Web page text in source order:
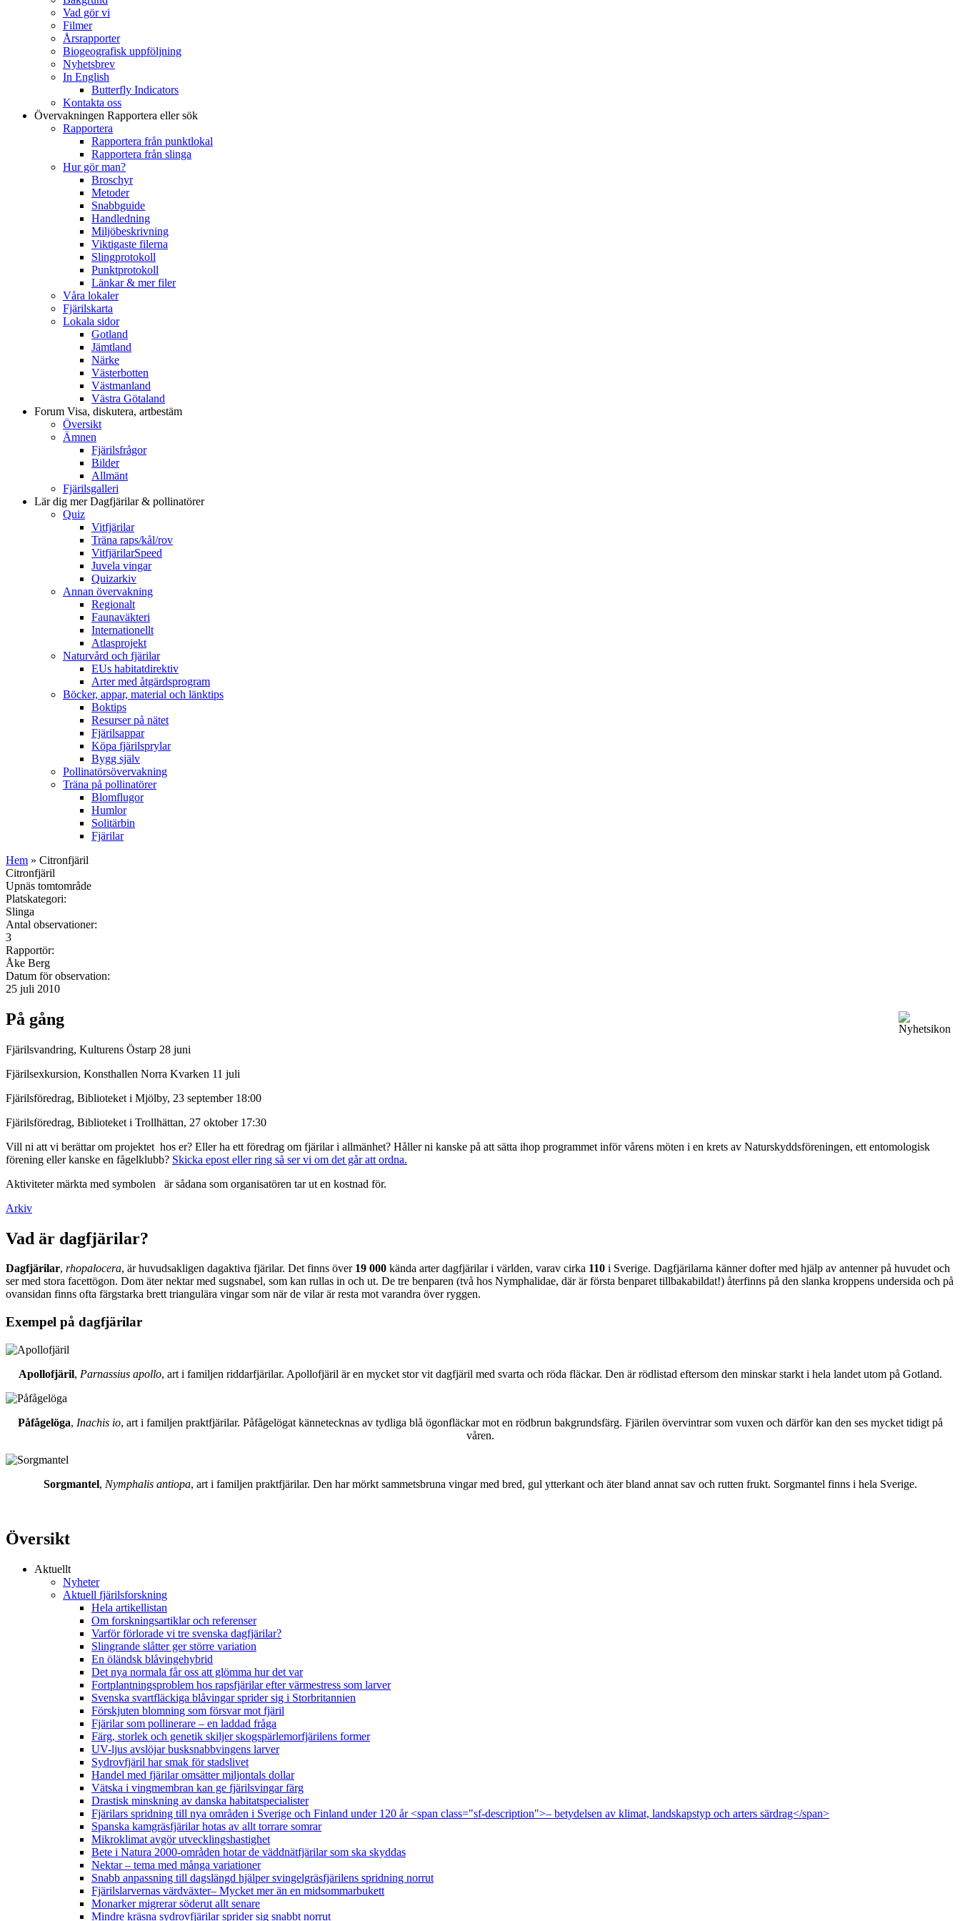
Vad gör vi
Filmer
Årsrapporter
Biogeografisk uppföljning
Nyhetsbrev
In English
Butterfly Indicators
Kontakta oss
Övervakningen Rapportera eller sök
Rapportera
Rapportera från punktlokal
Rapportera från slinga
Hur gör man?
Broschyr
Metoder
Snabbguide
Handledning
Miljöbeskrivning
Viktigaste filerna
Slingprotokoll
Punktprotokoll
Länkar & mer filer
Våra lokaler
Fjärilskarta
Lokala sidor
Gotland
Jämtland
Närke
Västerbotten
Västmanland
Västra Götaland
Forum Visa, diskutera, artbestäm
Översikt
Ämnen
Fjärilsfrågor
Bilder
Allmänt
Fjärilsgalleri
Lär dig merDagfjärilar & pollinatörer
Quiz
Vitfjärilar
Träna raps/kål/rov
VitfjärilarSpeed
Juvela vingar
Quizarkiv
Annan övervakning
Regionalt
Faunaväkteri
Internationellt
Atlasprojekt
Naturvård och fjärilar
EUs habitatdirektiv
Arter med åtgärdsprogram
Böcker, appar, material och länktips
Boktips
Resurser på nätet
Fjärilsappar
Köpa fjärilsprylar
Bygg själv
Pollinatörsövervakning
Träna på pollinatörer
Blomflugor
Humlor
Solitärbin
Fjärilar
Hem » Citronfjäril
Citronfjäril
Upnäs tomtområde
Platskategori:
Slinga
Antal observationer:
3
Rapportör:
Åke Berg
Datum för observation:
25 juli 2010
På gång
Fjärilsvandring, Kulturens Östarp 28 juni
Fjärilsexkursion, Konsthallen Norra Kvarken 11 juli
Fjärilsföredrag, Biblioteket i Mjölby, 23 september 18:00
Fjärilsföredrag, Biblioteket i Trollhättan, 27 oktober 17:30
Vill ni att vi berättar om projektet hos er? Eller ha ett föredrag om fjärilar i allmänhet? Håller ni kanske på att sätta ihop programmet inför vårens möten i en krets av Naturskyddsföreningen, ett entomologisk
förening eller kanske en fågelklubb? Skicka epost eller ring så ser vi om det går att ordna.
Aktiviteter märkta med symbolen
är sådana som organisatören tar ut en kostnad för.
Arkiv
Vad är dagfjärilar?
Dagfjärilar, rhopalocera, är huvudsakligen dagaktiva fjärilar. Det finns över 19 000 kända arter dagfjärilar i världen, varav cirka 110 i Sverige. Dagfjärilarna känner dofter med hjälp av antenner på huvudet och
ser med stora facettögon. Dom äter nektar med sugsnabel, som kan rullas in och ut. De tre benparen (två hos Nymphalidae, där är första benparet tillbakabildat!) återfinns på den slanka kroppens undersida och på
ovansidan finns ofta färgstarka brett triangulära vingar som när de vilar är resta mot varandra över ryggen.
Exempel på dagfjärilar
Apollofjäril, Parnassius apollo, art i familjen riddarfjärilar. Apollofjäril är en mycket stor vit dagfjäril med svarta och röda fläckar. Den är rödlistad eftersom den minskar starkt i hela landet utom på Gotland.
Påfågelöga, Inachis io, art i familjen praktfjärilar. Påfågelögat kännetecknas av tydliga blå ögonfläckar mot en rödbrun bakgrundsfärg. Fjärilen övervintrar som vuxen och därför kan den ses mycket tidigt på
våren.
Sorgmantel, Nymphalis antiopa, art i familjen praktfjärilar. Den har mörkt sammetsbruna vingar med bred, gul ytterkant och äter bland annat sav och rutten frukt. Sorgmantel finns i hela Sverige.
Översikt
Aktuellt
Nyheter
Aktuell fjärilsforskning
Hela artikellistan
Om forskningsartiklar och referenser
Varför förlorade vi tre svenska dagfjärilar?
Slingrande slåtter ger större variation
En öländsk blåvingehybrid
Det nya normala får oss att glömma hur det var
Fortplantningsproblem hos rapsfjärilar efter värmestress som larver
Svenska svartfläckiga blåvingar sprider sig i Storbritannien
Förskjuten blomning som försvar mot fjäril
Fjärilar som pollinerare – en laddad fråga
Färg, storlek och genetik skiljer skogspärlemorfjärilens former
UV-ljus avslöjar busksnabbvingens larver
Sydrovfjäril har smak för stadslivet
Handel med fjärilar omsätter miljontals dollar
Vätska i vingmembran kan ge fjärilsvingar färg
Drastisk minskning av danska habitatspecialister
Fjärilars spridning till nya områden i Sverige och Finland under 120 år <span class="sf-description">– betydelsen av klimat, landskapstyp och arters särdrag</span>
Spanska kamgräsfjärilar hotas av allt torrare somrar
Mikroklimat avgör utvecklingshastighet
Bete i Natura 2000-områden hotar de väddnätfjärilar som ska skyddas
Nektar – tema med många variationer
Snabb anpassning till dagslängd hjälper svingelgräsfjärilens spridning norrut
Fjärilslarvernas värdväxter– Mycket mer än en midsommarbukett
Monarker migrerar söderut allt senare
Mindre kräsna sydrovfjärilar sprider sig snabbt norrut